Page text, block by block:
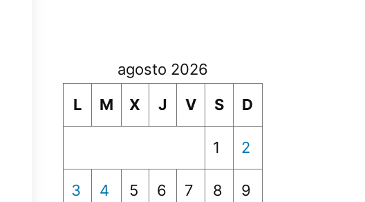
agosto 2026
L
M X J V S D
1 2
3 4 5 6 7 8 9